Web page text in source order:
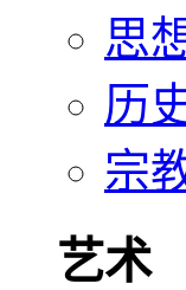
思
历
宗
艺术